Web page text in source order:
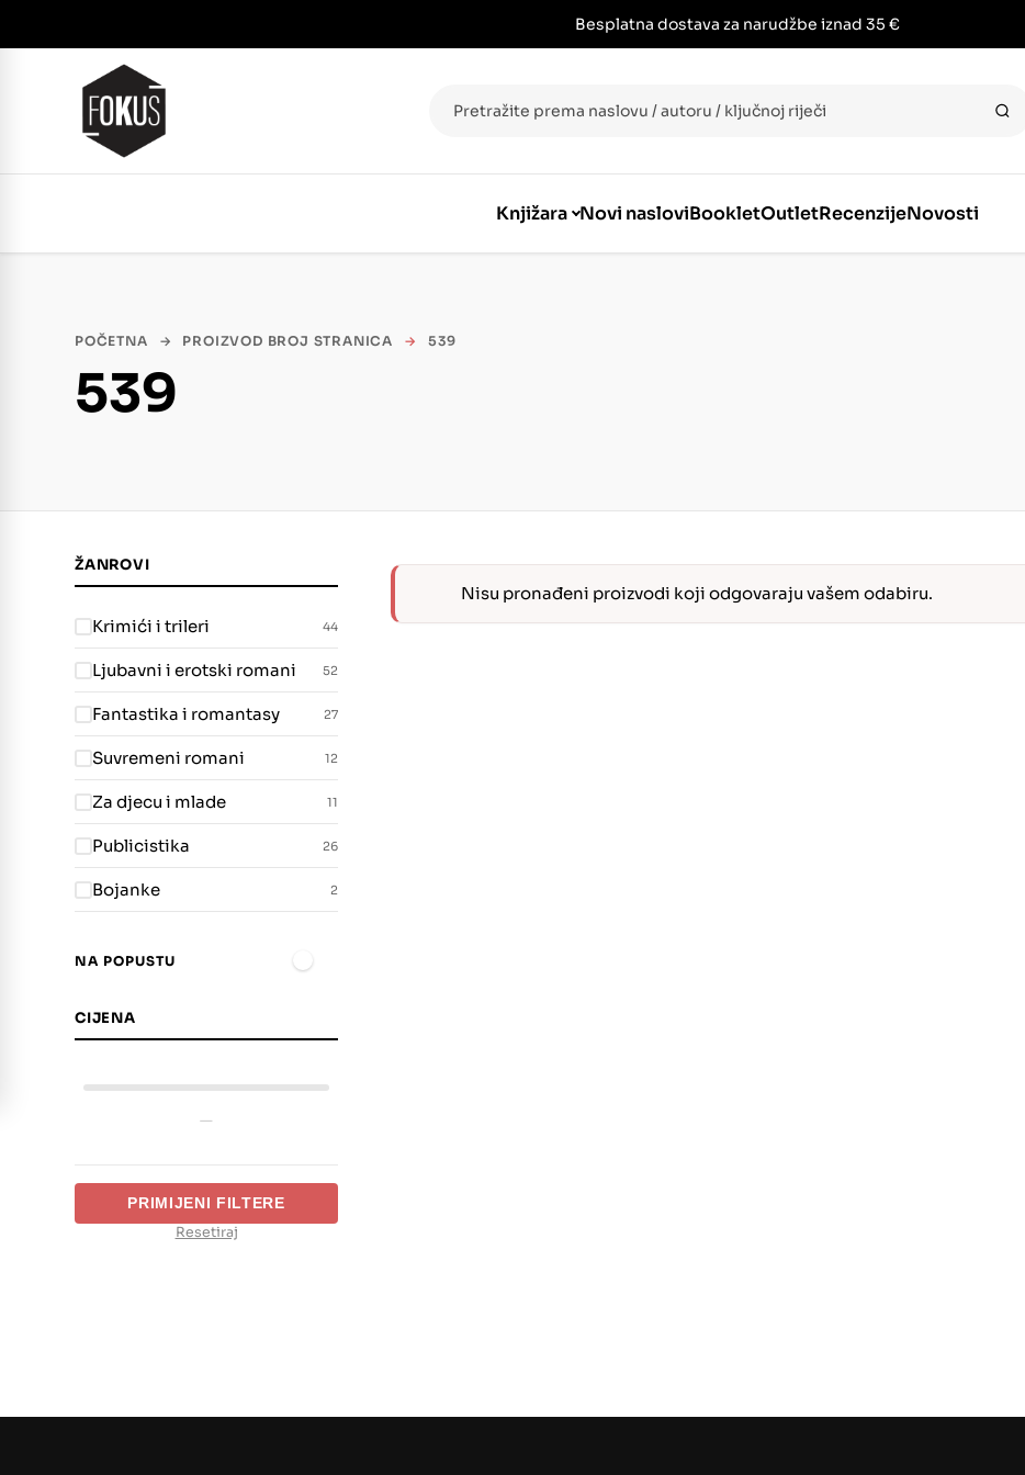
Besplatna dostava za narudžbe iznad 35 €
Knjižara Novi nasloviBookletOutletRecenzijeNovosti
POČETNA → PROIZVOD BROJ STRANICA → 539
539
ŽANROVI
Krimići i trileri 44
Ljubavni i erotski romani 52
Fantastika i romantasy 27
Suvremeni romani 12
Za djecu i mlade 11
Publicistika 26
Bojanke 2
NA POPUSTU
CIJENA
—
PRIMIJENI FILTERE
Resetiraj
Nisu pronađeni proizvodi koji odgovaraju vašem odabiru.